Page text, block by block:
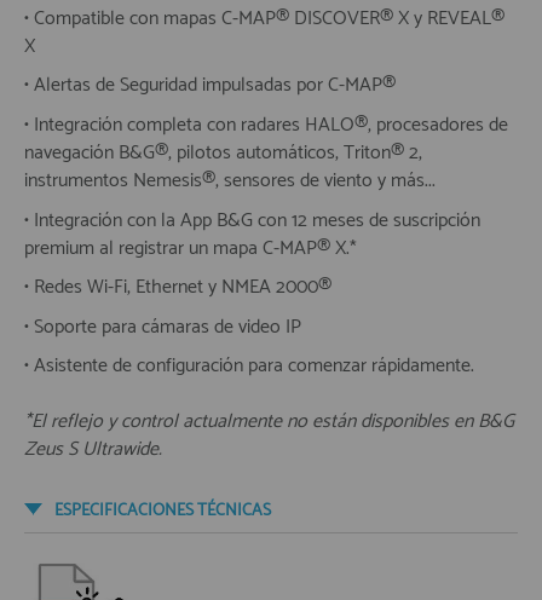
• Compatible con mapas C-MAP® DISCOVER® X y REVEAL®
X
• Alertas de Seguridad impulsadas por C-MAP®
• Integración completa con radares HALO®, procesadores de
navegación B&G®, pilotos automáticos, Triton® 2,
instrumentos Nemesis®, sensores de viento y más...
• Integración con la App B&G con 12 meses de suscripción
premium al registrar un mapa C-MAP® X.*
• Redes Wi-Fi, Ethernet y NMEA 2000®
• Soporte para cámaras de video IP
• Asistente de configuración para comenzar rápidamente.
*El reflejo y control actualmente no están disponibles en B&G
Zeus S Ultrawide.
ESPECIFICACIONES TÉCNICAS